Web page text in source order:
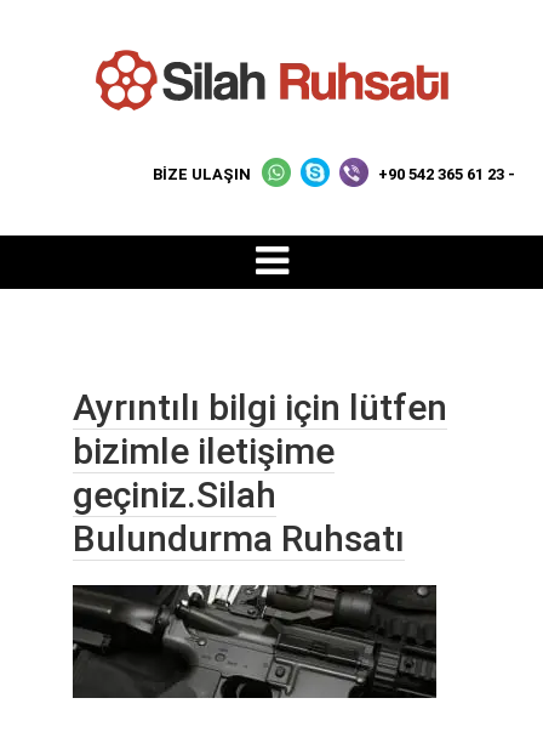
BİZE ULAŞIN +90 542 365 61 23 -
Ayrıntılı bilgi için lütfen
bizimle iletişime
geçiniz.Silah
Bulundurma Ruhsatı